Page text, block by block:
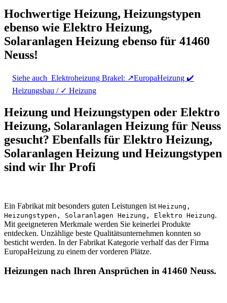
Hochwertige Heizung, Heizungstypen
ebenso wie Elektro Heizung,
Solaranlagen Heizung ebenso für 41460
Neuss!
Siehe auch Elektroheizung Brakel: ↗️EuropaHeizung ✔️
Heizungsbau / ✓ Heizung
Heizung und Heizungstypen oder Elektro
Heizung, Solaranlagen Heizung für Neuss
gesucht? Ebenfalls für Elektro Heizung,
Solaranlagen Heizung und Heizungstypen
sind wir Ihr Profi
Ein Fabrikat mit besonders guten Leistungen ist Heizung,
Heizungstypen, Solaranlagen Heizung, Elektro Heizung.
Mit geeigneteren Merkmale werden Sie keinerlei Produkte
entdecken. Unzählige beste Qualitätsunternehmen konnten so
besticht werden. In der Fabrikat Kategorie verhalf das der Firma
EuropaHeizung zu einem der vorderen Plätze.
Heizungen nach Ihren Ansprüchen in 41460 Neuss.